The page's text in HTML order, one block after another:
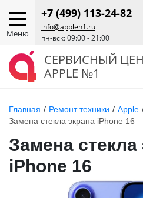
Меню
+7 (499) 113-24-82
info@applen1.ru
пн-вск: 09:00 - 21:00
СЕРВИСНЫЙ
APPLE №1
Главная / Ремонт техники / Apple
Замена стекла экрана iPhone 16
Замена стекла
iPhone 16